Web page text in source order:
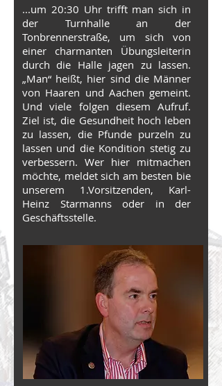
...um 20:30 Uhr trifft man sich in
der Turnhalle an der
Tonbrennerstraße, um sich von
einer charmanten Übungsleiterin
durch die Halle jagen zu lassen.
„Man“ heißt, hier sind die Männer
von Haaren und Aachen gemeint.
Und viele folgen diesem Aufruf.
Ziel ist, die Gesundheit hoch leben
zu lassen, die Pfunde purzeln zu
lassen und die Kondition stetig zu
verbessern. Wer hier mitmachen
möchte, meldet sich am besten bie
unserem 1.Vorsitzenden, Karl-
Heinz Starmanns oder in der
Geschäftsstelle.